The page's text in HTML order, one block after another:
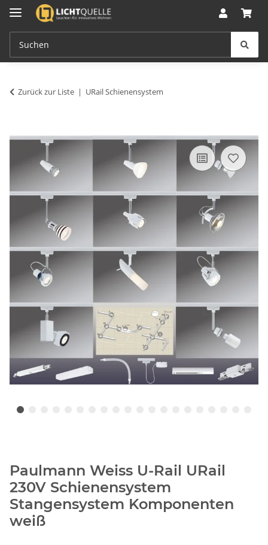
Zurück zur Liste URail Schienensystem
Paulmann Weiss U-Rail URail
230V Schienensystem
Stangensystem Komponenten
weiß